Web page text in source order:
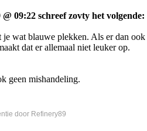
09:22 schreef zovty het volgende:
je wat blauwe plekken. Als er dan ook
dat er allemaal niet leuker op.
geen mishandeling.
door Refinery89